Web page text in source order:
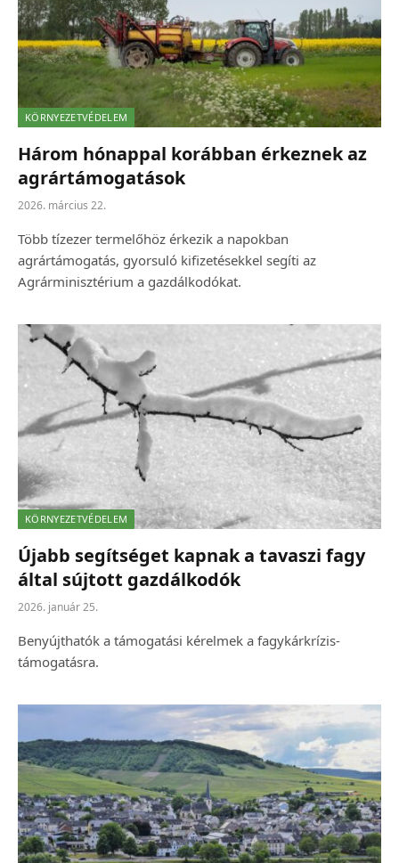
KÖRNYEZETVÉDELEM
Három hónappal korábban érkeznek az
agrártámogatások
2026. március 22.
Több tízezer termelőhöz érkezik a napokban
agrártámogatás, gyorsuló kifizetésekkel segíti az
Agrárminisztérium a gazdálkodókat.
KÖRNYEZETVÉDELEM
Újabb segítséget kapnak a tavaszi fagy
által sújtott gazdálkodók
2026. január 25.
Benyújthatók a támogatási kérelmek a fagykárkrízis-
támogatásra.